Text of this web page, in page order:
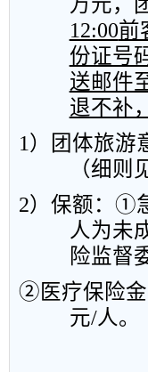
12:00前
份证号
送邮件
退不补
1 ）团体旅游
（细
2）保额：①
人为未
险监督
②医疗保险金
元/人。